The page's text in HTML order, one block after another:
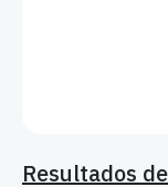
Resultados